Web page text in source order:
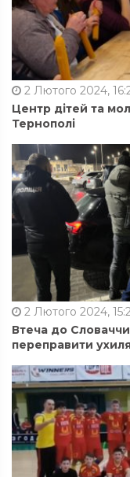
2 Лютого 2024,
Центр дітей та
Тернополі
2 Лютого 2024,
Втеча до
переправити